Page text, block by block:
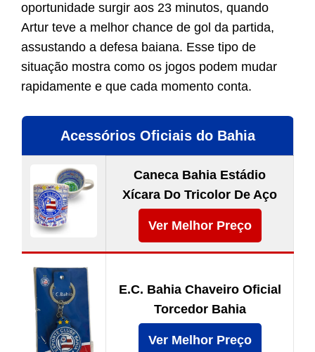
oportunidade surgir aos 23 minutos, quando
Artur teve a melhor chance de gol da partida,
assustando a defesa baiana. Esse tipo de
situação mostra como os jogos podem mudar
rapidamente e que cada momento conta.
Acessórios Oficiais do Bahia
Caneca Bahia Estádio
Xícara Do Tricolor De Aço
Ver Melhor Preço
E.C. Bahia Chaveiro Oficial
Torcedor Bahia
Ver Melhor Preço